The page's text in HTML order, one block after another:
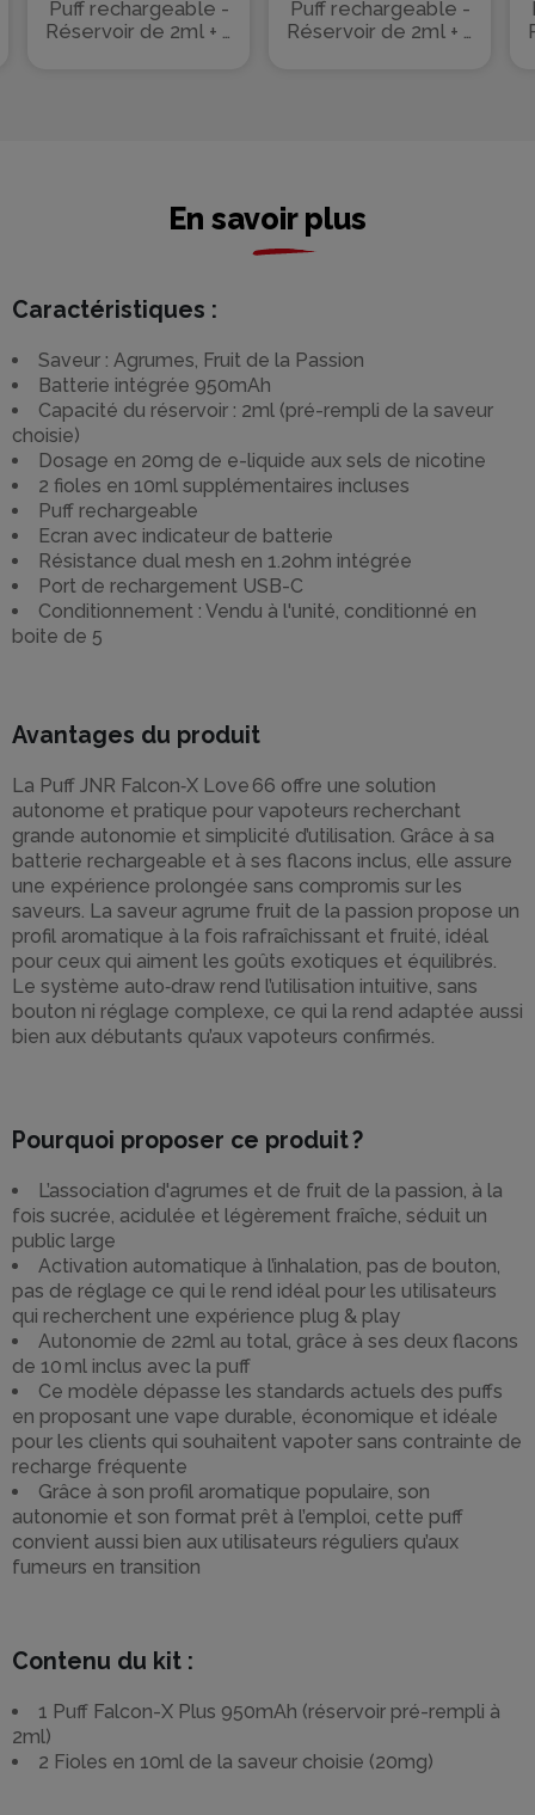
Raspberry
Cherry 950mAh
Puff rechargeable -
Réservoir de 2ml + 2
950mAh 22ml -
JNR
Puff rechargeable -
Réservoir de 2ml + 2
En savoir plus
Caractéristiques :
Saveur : Agrumes, Fruit de la Passion
Batterie intégrée 950mAh
Capacité du réservoir : 2ml (pré-rempli de la saveur
choisie)
Dosage en 20mg de e-liquide aux sels de nicotine
2 fioles en 10ml supplémentaires incluses
Puff rechargeable
Ecran avec indicateur de batterie
Résistance dual mesh en 1.2ohm intégrée
Port de rechargement USB-C
Conditionnement : Vendu à l'unité, conditionné en
boite de 5
Avantages du produit
La Puff JNR Falcon‑X Love 66 offre une solution
autonome et pratique pour vapoteurs recherchant
grande autonomie et simplicité d’utilisation. Grâce à sa
batterie rechargeable et à ses flacons inclus, elle assure
une expérience prolongée sans compromis sur les
saveurs. La saveur agrume fruit de la passion propose un
profil aromatique à la fois rafraîchissant et fruité, idéal
pour ceux qui aiment les goûts exotiques et équilibrés.
Le système auto‑draw rend l’utilisation intuitive, sans
bouton ni réglage complexe, ce qui la rend adaptée aussi
bien aux débutants qu’aux vapoteurs confirmés.
Pourquoi proposer ce produit ?
L’association d'agrumes et de fruit de la passion, à la
fois sucrée, acidulée et légèrement fraîche, séduit un
public large
Activation automatique à l’inhalation, pas de bouton,
pas de réglage ce qui le rend idéal pour les utilisateurs
qui recherchent une expérience plug & play
Autonomie de 22ml au total, grâce à ses deux flacons
de 10 ml inclus avec la puff
Ce modèle dépasse les standards actuels des puffs
en proposant une vape durable, économique et idéale
pour les clients qui souhaitent vapoter sans contrainte de
recharge fréquente
Grâce à son profil aromatique populaire, son
autonomie et son format prêt à l’emploi, cette puff
convient aussi bien aux utilisateurs réguliers qu’aux
fumeurs en transition
Contenu du kit :
1 Puff Falcon-X Plus 950mAh (réservoir pré-rempli à
2ml)
2 Fioles en 10ml de la saveur choisie (20mg)